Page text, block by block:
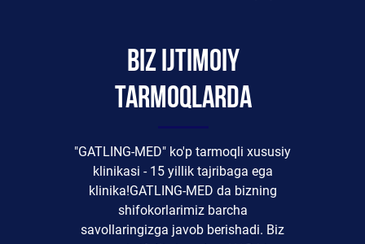
Biz ijtimoiy
tarmoqlarda
"GATLING-MED" ko'p tarmoqli xususiy
klinikasi - 15 yillik tajribaga ega
klinika!GATLING-MED da bizning
shifokorlarimiz barcha
savollaringizga javob berishadi. Biz